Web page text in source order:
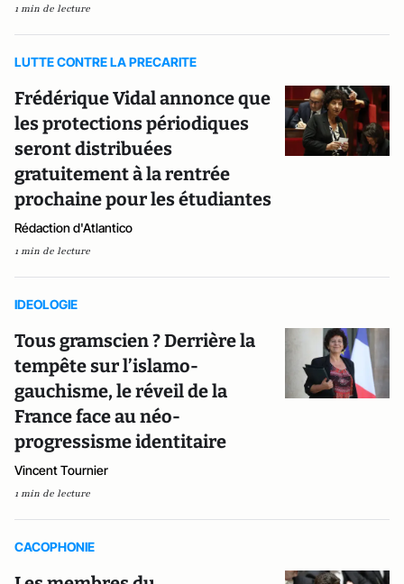
1 min de lecture
LUTTE CONTRE LA PRECARITE
Frédérique Vidal annonce que
les protections périodiques
seront distribuées
gratuitement à la rentrée
prochaine pour les étudiantes
Rédaction d'Atlantico
1 min de lecture
IDEOLOGIE
Tous gramscien ? Derrière la
tempête sur l’islamo-
gauchisme, le réveil de la
France face au néo-
progressisme identitaire
Vincent Tournier
1 min de lecture
CACOPHONIE